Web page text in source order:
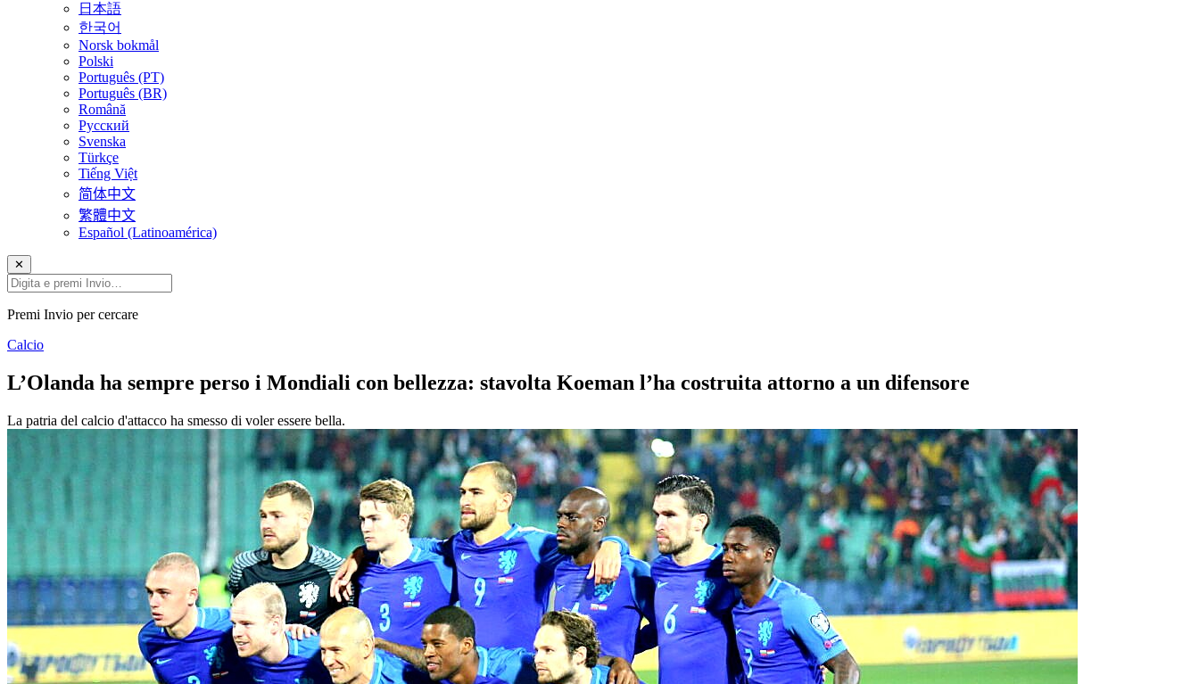
日本語
한국어
Norsk bokmål
Polski
Português (PT)
Português (BR)
Română
Русский
Svenska
Türkçe
Tiếng Việt
简体中文
繁體中文
Español (Latinoamérica)
✕
Premi Invio per cercare
Calcio
L’Olanda ha sempre perso i Mondiali con bellezza: stavolta Koeman l’ha costruita attorno a un difensore
La patria del calcio d'attacco ha smesso di voler essere bella.